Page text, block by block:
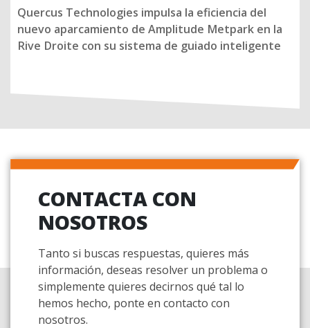
Quercus Technologies impulsa la eficiencia del
nuevo aparcamiento de Amplitude Metpark en la
Rive Droite con su sistema de guiado inteligente
CONTACTA CON
NOSOTROS
Tanto si buscas respuestas, quieres más
información, deseas resolver un problema o
simplemente quieres decirnos qué tal lo
hemos hecho, ponte en contacto con
nosotros.